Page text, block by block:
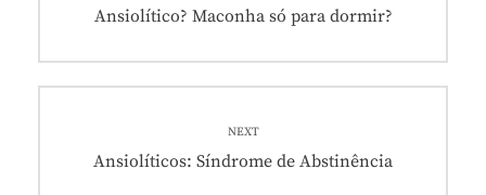
Post
Previous
Ansiolítico? Maconha só para dormir?
NEXT
Next
Ansiolíticos: Síndrome de Abstinência